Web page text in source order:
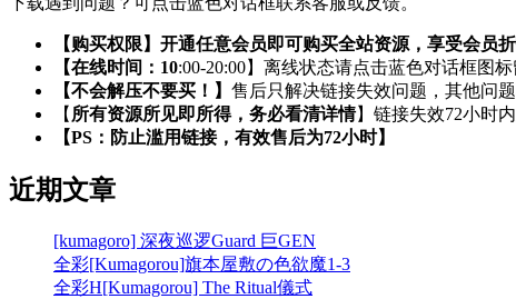
【购买权限】开通任意会员即可购买全站资源，享受会员
【在线时间：10:00-20:00】离线状态请点击蓝色对话框图
【不会解压不要买！】 售后只解决链接失效问题，其他问
【 所有资源所见即所得，务必看清详情】链接失效72小时
【PS：防止滥用链接，有效售后为72小时】
近期文章
[kumagoro] 深夜巡逻Guard 巨GEN
全彩[Kumagorou]旗本屋敷の色欲魔1-3
全彩H[Kumagorou] The Ritual儀式